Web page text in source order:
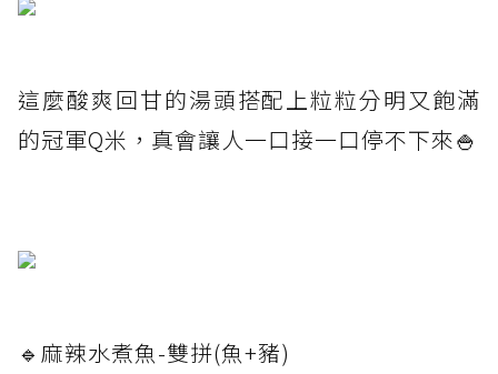
這麼酸爽回甘的湯頭搭配上粒粒分明又飽滿
的冠軍Q米，真會讓人一口接一口停不下來🍚
🔹麻辣水煮魚-雙拼(魚+豬)